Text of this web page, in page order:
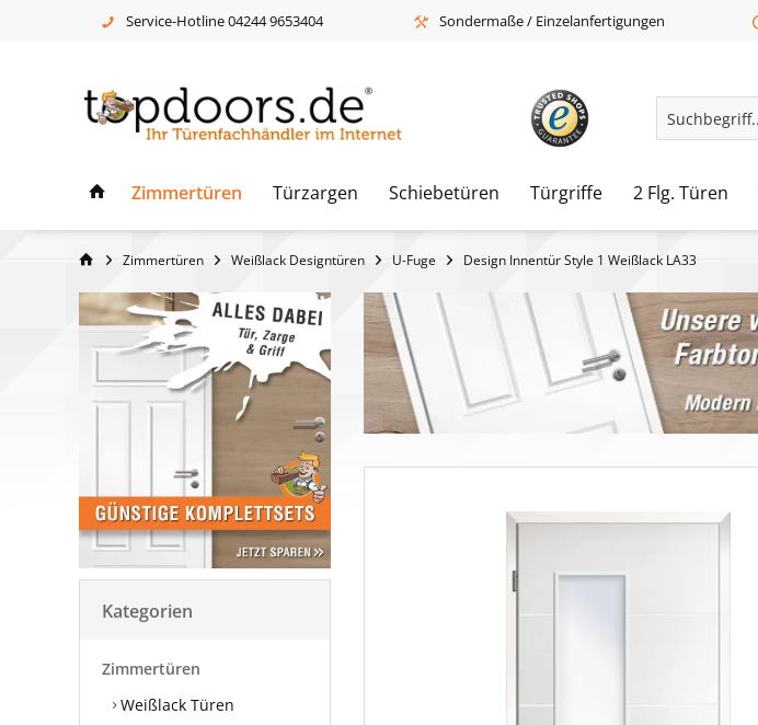
Service-Hotline 04244 9653404 Sondermaße / Einzelanfertigungen
Zimmertüren Türzargen Schiebetüren Türgriffe 2 Flg. Türen
Zimmertüren Weißlack Designtüren U-Fuge Design Innentür Style 1 Weißlack LA33
Kategorien
Zimmertüren
Weißlack Türen